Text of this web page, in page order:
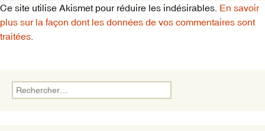
Ce site utilise Akismet pour réduire les indésirables. En savoir
plus sur la façon dont les données de vos commentaires sont
traitées
Rechercher :